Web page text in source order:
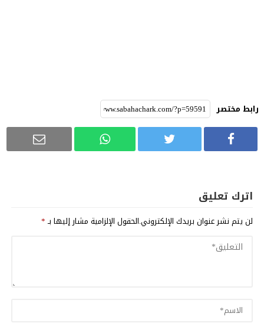
رابط مختصر
اترك تعليق
لن يتم نشر عنوان بريدك الإلكتروني.الحقول الإلزامية مشار إليها بـ*